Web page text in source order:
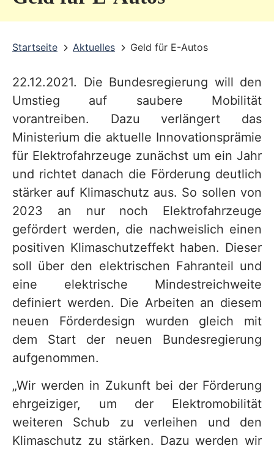
Startseite Aktuelles Geld für E-Autos
22.12.2021. Die Bundesregierung will den
Umstieg auf saubere Mobilität
vorantreiben. Dazu verlängert das
Ministerium die aktuelle Innovationsprämie
für Elektrofahrzeuge zunächst um ein Jahr
und richtet danach die Förderung deutlich
stärker auf Klimaschutz aus. So sollen von
2023 an nur noch Elektrofahrzeuge
gefördert werden, die nachweislich einen
positiven Klimaschutzeffekt haben. Dieser
soll über den elektrischen Fahranteil und
eine elektrische Mindestreichweite
definiert werden. Die Arbeiten an diesem
neuen Förderdesign wurden gleich mit
dem Start der neuen Bundesregierung
aufgenommen.
„Wir werden in Zukunft bei der Förderung
ehrgeiziger, um der Elektromobilität
weiteren Schub zu verleihen und den
Klimaschutz zu stärken. Dazu werden wir
v